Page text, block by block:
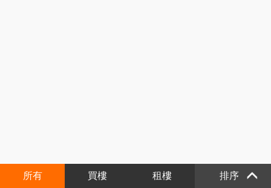
所有 買樓 租樓 排序